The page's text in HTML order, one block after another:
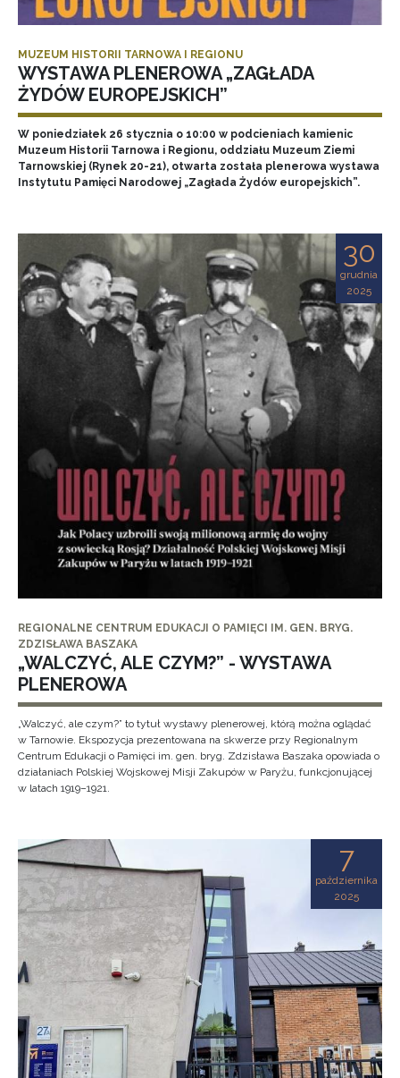
MUZEUM HISTORII TARNOWA I REGIONU
WYSTAWA PLENEROWA „ZAGŁADA
ŻYDÓW EUROPEJSKICH”
W poniedziałek 26 stycznia o 10:00 w podcieniach kamienic
Muzeum Historii Tarnowa i Regionu, oddziału Muzeum Ziemi
Tarnowskiej (Rynek 20-21), otwarta została plenerowa wystawa
Instytutu Pamięci Narodowej „Zagłada Żydów europejskich”.
30
grudnia
2025
REGIONALNE CENTRUM EDUKACJI O PAMIĘCI IM. GEN. BRYG.
ZDZISŁAWA BASZAKA
„WALCZYĆ, ALE CZYM?” - WYSTAWA
PLENEROWA
„Walczyć, ale czym?” to tytuł wystawy plenerowej, którą można oglądać
w Tarnowie. Ekspozycja prezentowana na skwerze przy Regionalnym
Centrum Edukacji o Pamięci im. gen. bryg. Zdzisława Baszaka opowiada o
działaniach Polskiej Wojskowej Misji Zakupów w Paryżu, funkcjonującej
w latach 1919–1921.
7
października
2025